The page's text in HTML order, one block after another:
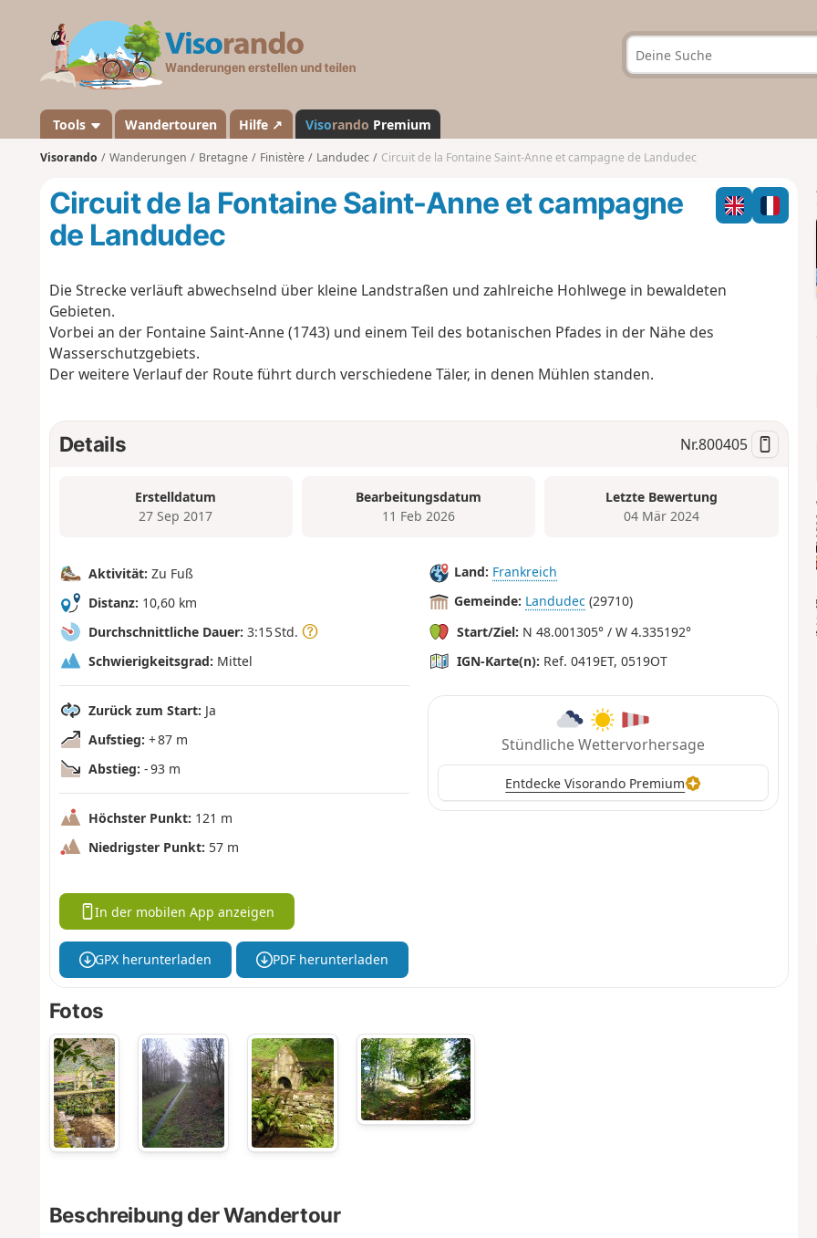
a
n
d
Tools Wandertouren Hilfe ↗ Visorando Premium
Visorando Wanderungen Bretagne Finistère Landudec Circuit de la Fontaine Saint-Anne et campagne de Landudec
Circuit de la Fontaine Saint-Anne et campagne
de Landudec
Die Strecke verläuft abwechselnd über kleine Landstraßen und zahlreiche Hohlwege in bewaldeten
Gebieten.
Vorbei an der Fontaine Saint-Anne (1743) und einem Teil des botanischen Pfades in der Nähe des
Wasserschutzgebiets.
Der weitere Verlauf der Route führt durch verschiedene Täler, in denen Mühlen standen.
Details Nr.800405
Erstelldatum
27 Sep 2017
Bearbeitungsdatum
11 Feb 2026
Letzte Bewertung
04 Mär 2024
Aktivität: Zu Fuß
Distanz: 10,60 km
Durchschnittliche Dauer: 3:15 Std.
Schwierigkeitsgrad: Mittel
Zurück zum Start: Ja
Aufstieg: + 87 m
Abstieg: - 93 m
Höchster Punkt: 121 m
Niedrigster Punkt: 57 m
Land: Frankreich
Gemeinde: Landudec (29710)
Start/Ziel: N 48.001305° / W 4.335192°
IGN-Karte(n): Ref. 0419ET, 0519OT
Stündliche Wettervorhersage
Entdecke Visorando Premium
In der mobilen App anzeigen
GPX herunterladen PDF herunterladen
Fotos
Beschreibung der Wandertour